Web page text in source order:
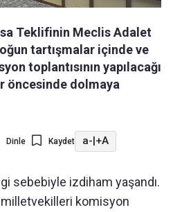
Teklifinin Meclis Adalet
tartışmalar içinde ve
toplantısının yapılacağı
öncesinde dolmaya
Dinle Kaydet a-|+A
sebebiyle izdiham yaşandı.
komisyon